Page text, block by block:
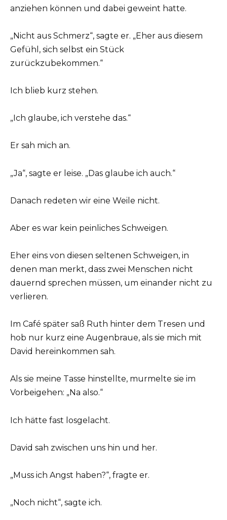
anziehen können und dabei geweint hatte.
„Nicht aus Schmerz“, sagte er. „Eher aus diesem
Gefühl, sich selbst ein Stück
zurückzubekommen.“
Ich blieb kurz stehen.
„Ich glaube, ich verstehe das.“
Er sah mich an.
„Ja“, sagte er leise. „Das glaube ich auch.“
Danach redeten wir eine Weile nicht.
Aber es war kein peinliches Schweigen.
Eher eins von diesen seltenen Schweigen, in
denen man merkt, dass zwei Menschen nicht
dauernd sprechen müssen, um einander nicht zu
verlieren.
Im Café später saß Ruth hinter dem Tresen und
hob nur kurz eine Augenbraue, als sie mich mit
David hereinkommen sah.
Als sie meine Tasse hinstellte, murmelte sie im
Vorbeigehen: „Na also.“
Ich hätte fast losgelacht.
David sah zwischen uns hin und her.
„Muss ich Angst haben?“, fragte er.
„Noch nicht“, sagte ich.